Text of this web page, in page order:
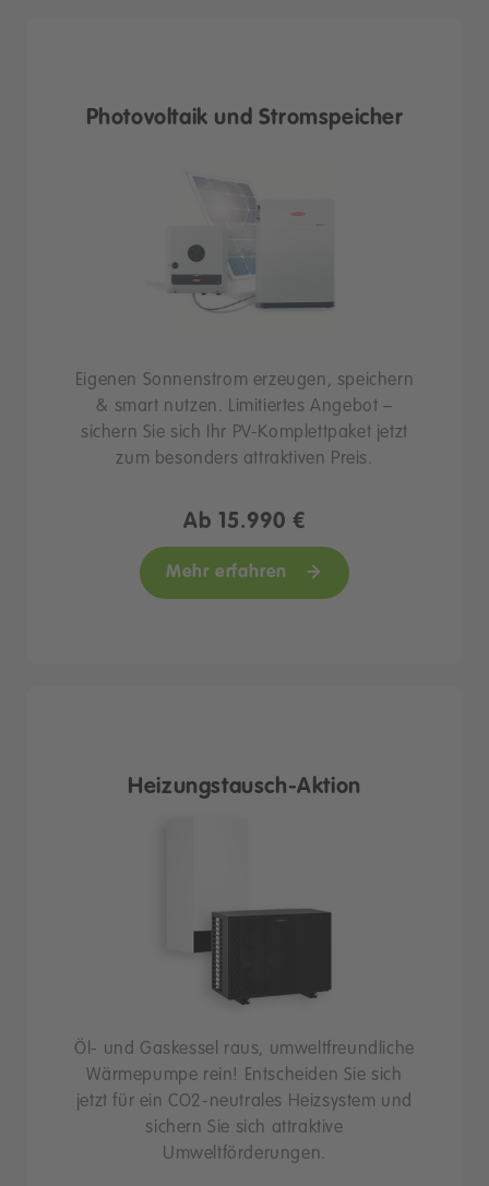
Photovoltaik und Stromspeicher
Eigenen Sonnenstrom erzeugen, speichern
& smart nutzen. Limitiertes Angebot –
sichern Sie sich Ihr PV-Komplettpaket jetzt
zum besonders attraktiven Preis.
Ab 15.990 €
Mehr erfahren
Heizungstausch-Aktion
Öl- und Gaskessel raus, umweltfreundliche
Wärmepumpe rein! Entscheiden Sie sich
jetzt für ein CO2-neutrales Heizsystem und
sichern Sie sich attraktive
Umweltförderungen.